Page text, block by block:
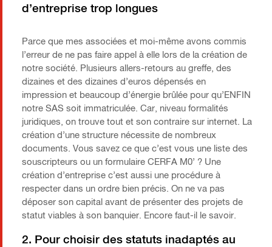
d’entreprise trop longues
Parce que mes associées et moi-même avons commis
l’erreur de ne pas faire appel à elle lors de la création de
notre société. Plusieurs allers-retours au greffe, des
dizaines et des dizaines d’euros dépensés en
impression et beaucoup d’énergie brûlée pour qu’ENFIN
notre SAS soit immatriculée. Car, niveau formalités
juridiques, on trouve tout et son contraire sur internet. La
création d’une structure nécessite de nombreux
documents. Vous savez ce que c’est vous une liste des
souscripteurs ou un formulaire CERFA M0’ ? Une
création d’entreprise c’est aussi une procédure à
respecter dans un ordre bien précis. On ne va pas
déposer son capital avant de présenter des projets de
statut viables à son banquier. Encore faut-il le savoir.
2. Pour choisir des statuts inadaptés au